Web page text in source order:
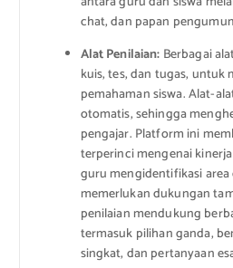
chat, dan papan
Alat Penilaian: Berbagai
kuis, tes, dan tugas, untuk
pemahaman siswa. Alat-
otomatis, sehingga
pengajar. Platform ini
terperinci mengenai
guru mengidentifikasi
memerlukan dukungan
penilaian mendukung
termasuk pilihan ganda,
singkat, dan pertanyaan